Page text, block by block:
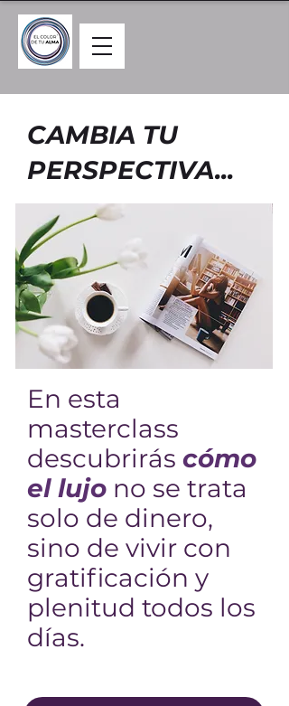
CAMBIA TU
PERSPECTIVA...
En esta
masterclass
descubrirás cómo
el lujo no se trata
solo de dinero,
sino de vivir con
gratificación y
plenitud todos los
días.